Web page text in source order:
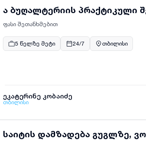
ა ბუღალტერიის პრაქტიკული
ფასი შეთანხმებით
5 წელზე მეტი 24/7 თბილისი
ეკატერინე კობაიძე
თბილისი
საიტის დამზადება გუგლზე,